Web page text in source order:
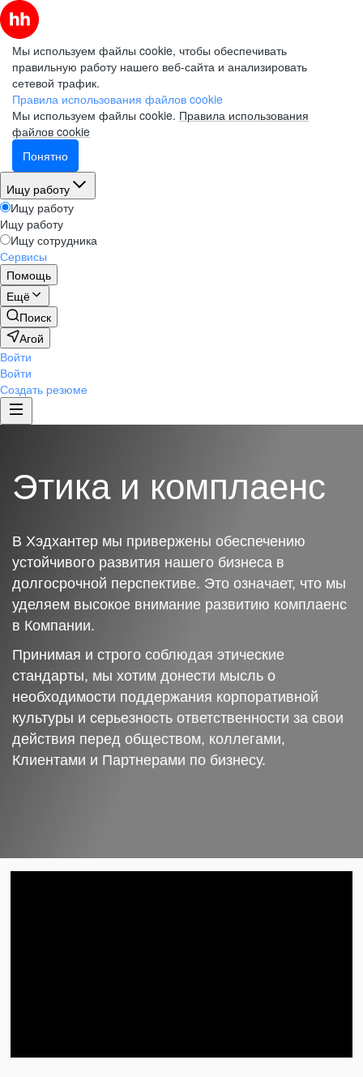
Мы используем файлы cookie, чтобы обеспечивать
правильную работу нашего веб-сайта и анализировать
сетевой трафик.
Правила использования файлов cookie
Мы используем файлы cookie. Правила использования
файлов cookie
Понятно
Ищу работу
Ищу работу
Ищу работу
Ищу сотрудника
Сервисы
Помощь
Ещё
Поиск
Агой
Войти
Войти
Создать резюме
Этика и комплаенс
В Хэдхантер мы привержены обеспечению
устойчивого развития нашего бизнеса в
долгосрочной перспективе. Это означает, что мы
уделяем высокое внимание развитию комплаенс
в Компании.
Принимая и строго соблюдая этические
стандарты, мы хотим донести мысль о
необходимости поддержания корпоративной
культуры и серьезность ответственности за свои
действия перед обществом, коллегами,
Клиентами и Партнерами по бизнесу.